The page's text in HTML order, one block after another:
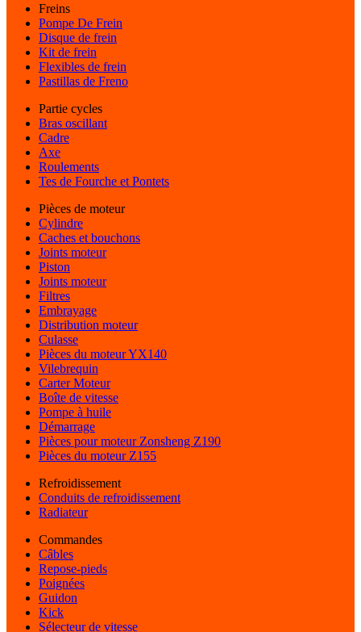
Freins
Pompe De Frein
Disque de frein
Kit de frein
Flexibles de frein
Pastillas de Freno
Partie cycles
Bras oscillant
Cadre
Axe
Roulements
Tes de Fourche et Pontets
Pièces de moteur
Cylindre
Caches et bouchons
Joints moteur
Piston
Joints moteur
Filtres
Embrayage
Distribution moteur
Culasse
Pièces du moteur YX140
Vilebrequin
Carter Moteur
Boîte de vitesse
Pompe à huile
Démarrage
Pièces pour moteur Zonsheng Z190
Pièces du moteur Z155
Refroidissement
Conduits de refroidissement
Radiateur
Commandes
Câbles
Repose-pieds
Poignées
Guidon
Kick
Sélecteur de vitesse